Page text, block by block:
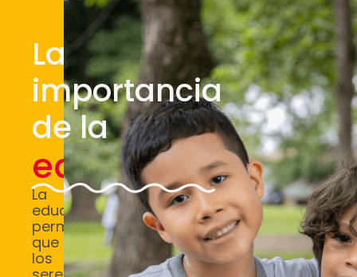
La
importancia
de la
educación
La
educación
permite
que
los